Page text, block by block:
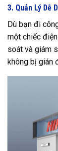
3. Quản Lý Dễ
Dù bạn đi
một chiếc
soát và giám
không bị gián